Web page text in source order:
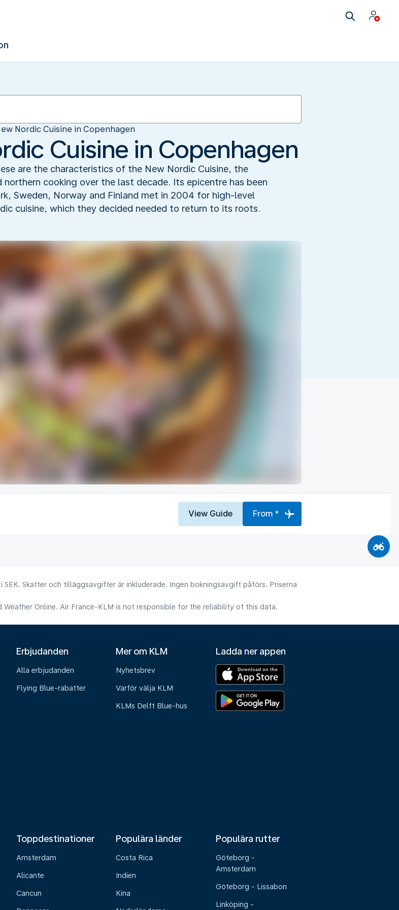
Nordic Cuisine in Copenhagen
Cuisine in Copenhagen
are the characteristics of the New Nordic Cuisine, the
cooking over the last decade. Its epicentre has been
Sweden, Norway and Finland met in 2004 for high-level
cuisine, which they decided needed to return to its roots.
View Guide From *
Skatter och tilläggsavgifter är inkluderade. Ingen bokningsavgift påförs. Priserna
Online. Air France-KLM is not responsible for the reliability of this data.
Erbjudanden
Alla erbjudanden
Flying Blue-rabatter
Mer om KLM
Nyhetsbrev
Varför välja KLM
KLMs Delft Blue-hus
Ladda ner appen
Toppdestinationer
Amsterdam
Alicante
Cancun
Populära länder
Costa Rica
Indien
Kina
Populära rutter
Göteborg -
Amsterdam
Göteborg - Lissabon
Linköping -